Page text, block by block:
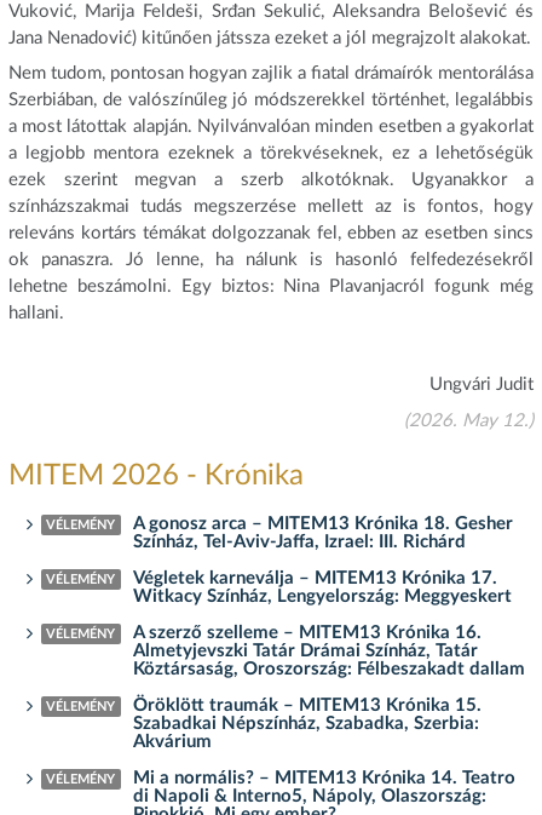
Vuković, Marija Feldeši, Srđan Sekulić, Aleksandra Belošević és
Jana Nenadović) kitűnően játssza ezeket a jól megrajzolt alakokat.
Nem tudom, pontosan hogyan zajlik a fiatal drámaírók mentorálása
Szerbiában, de valószínűleg jó módszerekkel történhet, legalábbis
a most látottak alapján. Nyilvánvalóan minden esetben a gyakorlat
a legjobb mentora ezeknek a törekvéseknek, ez a lehetőségük
ezek szerint megvan a szerb alkotóknak. Ugyanakkor a
színházszakmai tudás megszerzése mellett az is fontos, hogy
releváns kortárs témákat dolgozzanak fel, ebben az esetben sincs
ok panaszra. Jó lenne, ha nálunk is hasonló felfedezésekről
lehetne beszámolni. Egy biztos: Nina Plavanjacról fogunk még
hallani.
Ungvári Judit
(2026. May 12.)
MITEM 2026 - Krónika
VÉLEMÉNY
A gonosz arca – MITEM13 Krónika 18. Gesher
Színház, Tel-Aviv-Jaffa, Izrael: III. Richárd
VÉLEMÉNY
Végletek karneválja – MITEM13 Krónika 17.
Witkacy Színház, Lengyelország: Meggyeskert
VÉLEMÉNY
A szerző szelleme – MITEM13 Krónika 16.
Almetyjevszki Tatár Drámai Színház, Tatár
Köztársaság, Oroszország: Félbeszakadt dallam
VÉLEMÉNY
Öröklött traumák – MITEM13 Krónika 15.
Szabadkai Népszínház, Szabadka, Szerbia:
Akvárium
VÉLEMÉNY
Mi a normális? – MITEM13 Krónika 14. Teatro
di Napoli & Interno5, Nápoly, Olaszország: